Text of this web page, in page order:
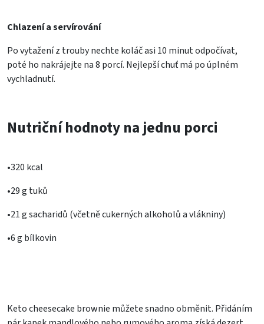
Chlazení a servírování
Po vytažení z trouby nechte koláč asi 10 minut odpočívat,
poté ho nakrájejte na 8 porcí. Nejlepší chuť má po úplném
vychladnutí.
Nutriční hodnoty na jednu porci
•320 kcal
•29 g tuků
•21 g sacharidů (včetně cukerných alkoholů a vlákniny)
•6 g bílkovin
Keto cheesecake brownie můžete snadno obměnit. Přidáním